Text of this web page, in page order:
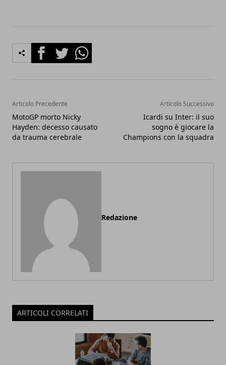
FacebookTwitterWhatsapp
Articolo Precedente
MotoGP morto Nicky
Hayden: decesso causato
da trauma cerebrale
Articolo Successivo
Icardi su Inter: il suo
sogno è giocare la
Champions con la squadra
Redazione
ARTICOLI CORRELATI